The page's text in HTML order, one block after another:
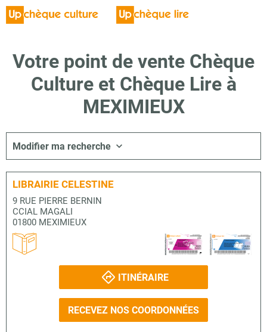
Votre point de vente Chèque
Culture et Chèque Lire à
MEXIMIEUX
Modifier ma recherche
LIBRAIRIE CELESTINE
9 RUE PIERRE BERNIN
CCIAL MAGALI
01800 MEXIMIEUX
ITINÉRAIRE
RECEVEZ NOS COORDONNÉES